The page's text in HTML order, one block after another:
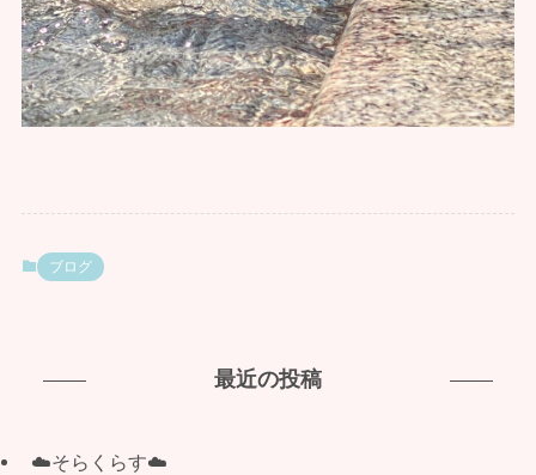
ブログ
最近の投稿
☁️そらくらす☁️